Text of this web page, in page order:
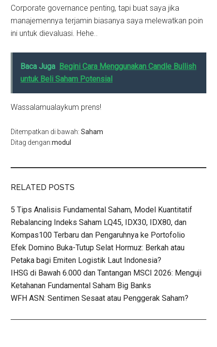
Corporate governance penting, tapi buat saya jika
manajemennya terjamin biasanya saya melewatkan poin
ini untuk dievaluasi. Hehe..
Baca Juga
Begini Cara Menggunakan Candle Bullish
untuk Beli Saham Potensial
Wassalamualaykum prens!
Ditempatkan di bawah:Saham
Ditag dengan:modul
RELATED POSTS
5 Tips Analisis Fundamental Saham, Model Kuantitatif
Rebalancing Indeks Saham LQ45, IDX30, IDX80, dan
Kompas100 Terbaru dan Pengaruhnya ke Portofolio
Efek Domino Buka-Tutup Selat Hormuz: Berkah atau
Petaka bagi Emiten Logistik Laut Indonesia?
IHSG di Bawah 6.000 dan Tantangan MSCI 2026: Menguji
Ketahanan Fundamental Saham Big Banks
WFH ASN: Sentimen Sesaat atau Penggerak Saham?